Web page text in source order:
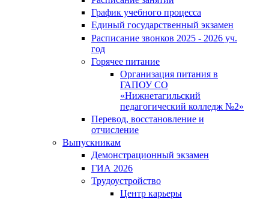
График учебного процесса
Единый государственный экзамен
Расписание звонков 2025 - 2026 уч.
год
Горячее питание
Организация питания в
ГАПОУ СО
«Нижнетагильский
педагогический колледж №2»
Перевод, восстановление и
отчисление
Выпускникам
Демонстрационный экзамен
ГИА 2026
Трудоустройство
Центр карьеры